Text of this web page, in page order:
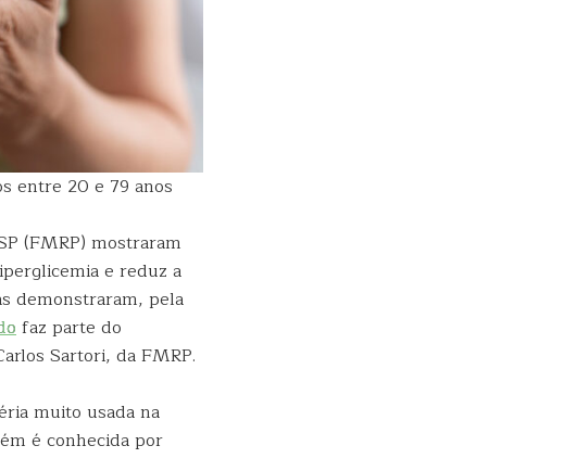
entre 20 e 79 anos
(FMRP) mostraram
e reduz a
demonstraram, pela
faz parte do
Sartori, da FMRP.
muito usada na
é conhecida por